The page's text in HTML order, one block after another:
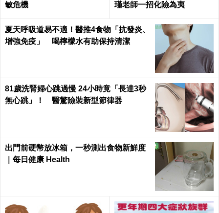
敏危機
瑾老師一招化險為夷
夏天呼吸道易不適！醫推4食物「抗發炎、
增強免疫」 喝檸檬水有助保持清潔
81歲洗腎婦心跳過慢 24小時竟「長達3秒
無心跳」！ 醫驚險裝新型節律器
出門前硬幣放冰箱，一秒測出食物新鮮度
｜每日健康 Health